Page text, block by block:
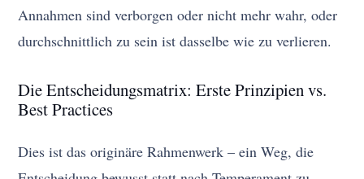
Annahmen sind verborgen oder nicht mehr wahr, oder
durchschnittlich zu sein ist dasselbe wie zu verlieren.
Die Entscheidungsmatrix: Erste Prinzipien vs.
Best Practices
Dies ist das originäre Rahmenwerk – ein Weg, die